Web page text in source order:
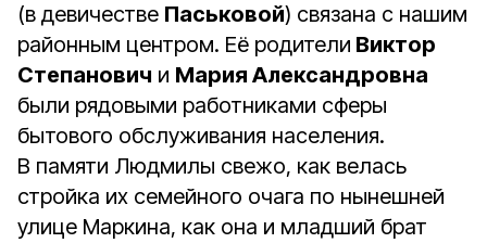
(в девичестве Паськовой) связана с нашим
районным центром. Её родители Виктор
Степанович и Мария Александровна
были рядовыми работниками сферы
бытового обслуживания населения.
В памяти Людмилы свежо, как велась
стройка их семейного очага по нынешней
улице Маркина, как она и младший брат